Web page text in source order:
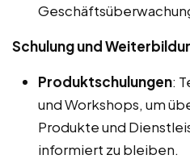
Schulung und
Produktschulungen:
und Workshops, um
Produkte und
informiert zu bleiben.